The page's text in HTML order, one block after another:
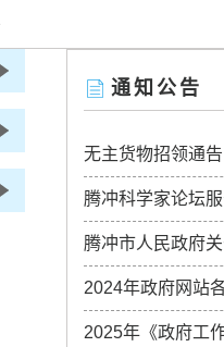
通知公告
无主货物招领通告
腾冲科学家论坛
腾冲市人民政府
2024年政府网站
2025年《政府工